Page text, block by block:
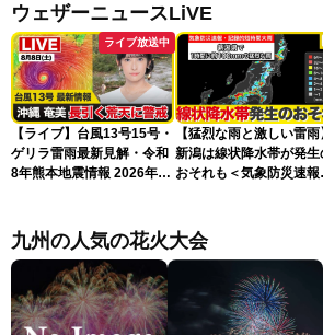
ウェザーニュースLiVE
ライブ放送中
【ライブ】台風13号15号・
ゲリラ雷雨最新見解・令和
8年熊本地震情報 2026年8
愛梨／芳野達郎〉最新天気
ニュース・地震情報
【猛烈な雨と激しい雷雨
新潟は線状降水帯が発生
おそれも＜気象防災速報
九州の人気の花火大会